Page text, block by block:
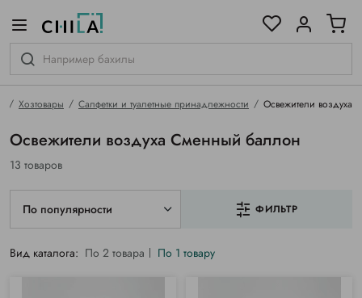
Хозтовары Салфетки и туалетные принадлежности Освежители воздуха
Освежители воздуха Сменный баллон
13 товаров
По популярности ФИЛЬТР
Вид каталога: По 2 товара По 1 товару
гамме